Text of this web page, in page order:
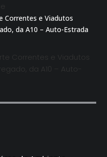
Correntes e Viadutos
da A10 – Auto-